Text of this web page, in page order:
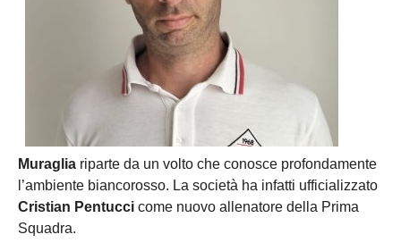
Muraglia riparte da un volto che conosce profondamente
l’ambiente biancorosso. La società ha infatti ufficializzato
Cristian Pentucci come nuovo allenatore della Prima
Squadra.